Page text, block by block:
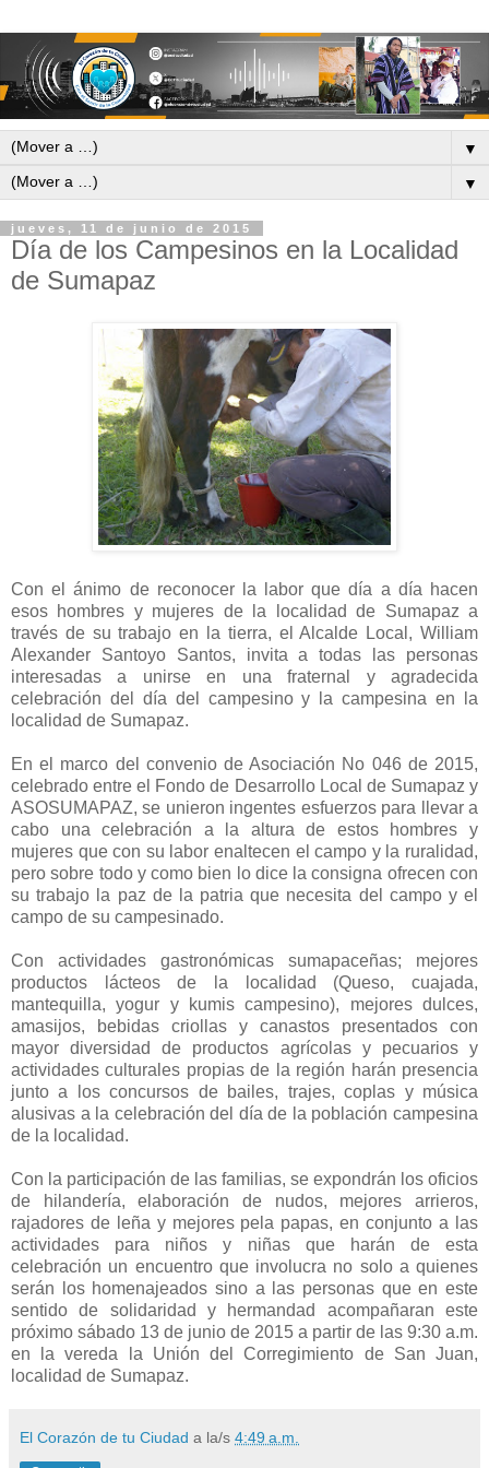
▼
▼
jueves, 11 de junio de 2015
Día de los Campesinos en la Localidad
de Sumapaz
Con el ánimo de reconocer la labor que día a día hacen
esos hombres y mujeres de la localidad de Sumapaz a
través de su trabajo en la tierra, el Alcalde Local, William
Alexander Santoyo Santos, invita a todas las personas
interesadas a unirse en una fraternal y agradecida
celebración del día del campesino y la campesina en la
localidad de Sumapaz.
En el marco del convenio de Asociación No 046 de 2015,
celebrado entre el Fondo de Desarrollo Local de Sumapaz y
ASOSUMAPAZ, se unieron ingentes esfuerzos para llevar a
cabo una celebración a la altura de estos hombres y
mujeres que con su labor enaltecen el campo y la ruralidad,
pero sobre todo y como bien lo dice la consigna ofrecen con
su trabajo la paz de la patria que necesita del campo y el
campo de su campesinado.
Con actividades gastronómicas sumapaceñas; mejores
productos lácteos de la localidad (Queso, cuajada,
mantequilla, yogur y kumis campesino), mejores dulces,
amasijos, bebidas criollas y canastos presentados con
mayor diversidad de productos agrícolas y pecuarios y
actividades culturales propias de la región harán presencia
junto a los concursos de bailes, trajes, coplas y música
alusivas a la celebración del día de la población campesina
de la localidad.
Con la participación de las familias, se expondrán los oficios
de hilandería, elaboración de nudos, mejores arrieros,
rajadores de leña y mejores pela papas, en conjunto a las
actividades para niños y niñas que harán de esta
celebración un encuentro que involucra no solo a quienes
serán los homenajeados sino a las personas que en este
sentido de solidaridad y hermandad acompañaran este
próximo sábado 13 de junio de 2015 a partir de las 9:30 a.m.
en la vereda la Unión del Corregimiento de San Juan,
localidad de Sumapaz.
El Corazón de tu Ciudad a la/s 4:49 a.m.